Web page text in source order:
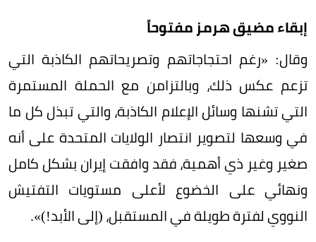
إبقاء مضيق هرمز مفتوحاً
وقال: «رغم احتجاجاتهم وتصريحاتهم الكاذبة التي
تزعم عكس ذلك، وبالتزامن مع الحملة المستمرة
التي تشنها وسائل الإعلام الكاذبة، والتي تبذل كل ما
في وسعها لتصوير انتصار الولايات المتحدة على أنه
صغير وغير ذي أهمية، فقد وافقت إيران بشكل كامل
ونهائي على الخضوع لأعلى مستويات التفتيش
النووي لفترة طويلة في المستقبل، (إلى الأبد!)».